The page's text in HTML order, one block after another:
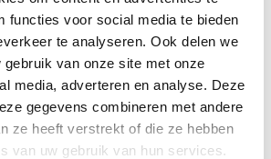
functies voor social media te bieden
te analyseren. Ook delen we
gebruik van onze site met onze
media, adverteren en analyse. Deze
gegevens combineren met andere
ze heeft verstrekt of die ze hebben
van uw gebruik van hun services.
Extra 430 Grijs